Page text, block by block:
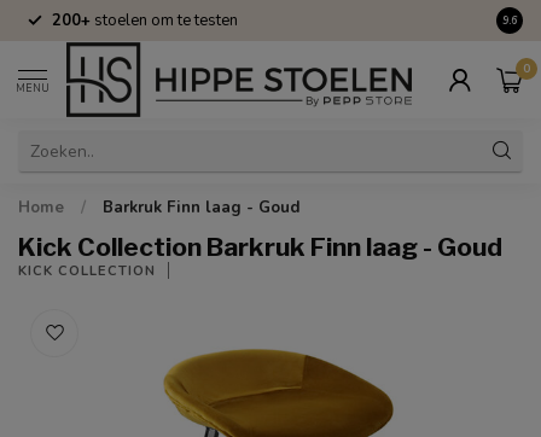
200+ stoelen om te testen 9.6
MENU
0
Home / Barkruk Finn laag - Goud
Kick Collection Barkruk Finn laag - Goud
KICK COLLECTION